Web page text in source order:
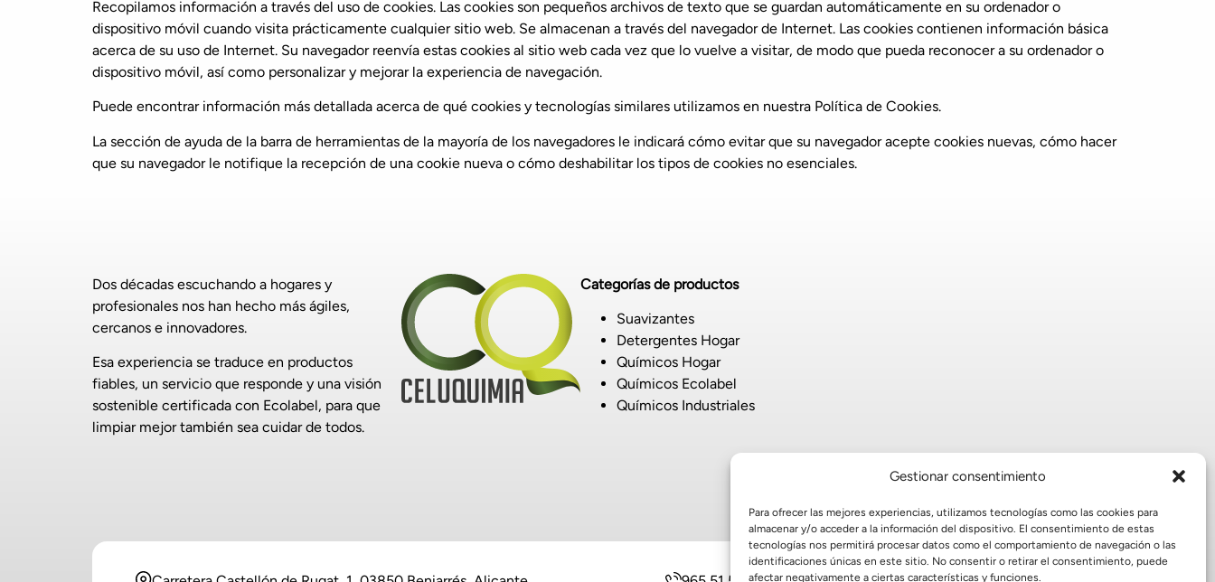
Gestionar consentimiento
Para ofrecer las mejores experiencias, utilizamos tecnologías como las cookies para
almacenar y/o acceder a la información del dispositivo. El consentimiento de estas
tecnologías nos permitirá procesar datos como el comportamiento de navegación o las
identificaciones únicas en este sitio. No consentir o retirar el consentimiento, puede
afectar negativamente a ciertas características y funciones.
Recopilamos información a través del uso de cookies. Las cookies son pequeños archivos de texto que se guardan automáticamente en su ordenador o
dispositivo móvil cuando visita prácticamente cualquier sitio web. Se almacenan a través del navegador de Internet. Las cookies contienen información básica
acerca de su uso de Internet. Su navegador reenvía estas cookies al sitio web cada vez que lo vuelve a visitar, de modo que pueda reconocer a su ordenador o
dispositivo móvil, así como personalizar y mejorar la experiencia de navegación.
Puede encontrar información más detallada acerca de qué cookies y tecnologías similares utilizamos en nuestra Política de Cookies.
La sección de ayuda de la barra de herramientas de la mayoría de los navegadores le indicará cómo evitar que su navegador acepte cookies nuevas, cómo hacer
que su navegador le notifique la recepción de una cookie nueva o cómo deshabilitar los tipos de cookies no esenciales.
Dos décadas escuchando a hogares y
profesionales nos han hecho más ágiles,
cercanos e innovadores.
Esa experiencia se traduce en productos
fiables, un servicio que responde y una visión
sostenible certificada con Ecolabel, para que
limpiar mejor también sea cuidar de todos.
Categorías de productos
Suavizantes
Detergentes Hogar
Químicos Hogar
Químicos Ecolabel
Químicos Industriales